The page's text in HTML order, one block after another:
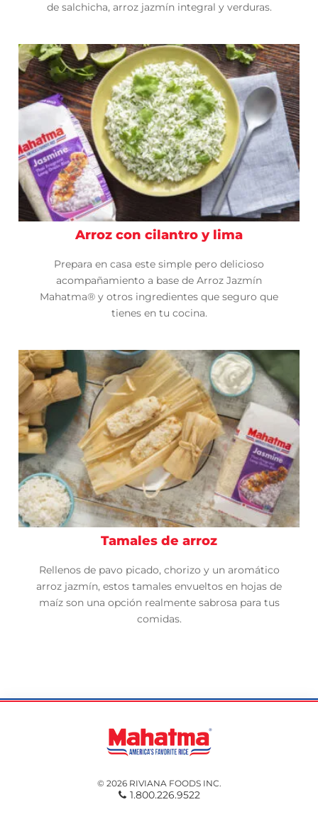
de salchicha, arroz jazmín integral y verduras.
Arroz con cilantro y lima
Prepara en casa este simple pero delicioso
acompañamiento a base de Arroz Jazmín
Mahatma® y otros ingredientes que seguro que
tienes en tu cocina.
Tamales de arroz
Rellenos de pavo picado, chorizo y un aromático
arroz jazmín, estos tamales envueltos en hojas de
maíz son una opción realmente sabrosa para tus
comidas.
© 2026 RIVIANA FOODS INC.
1.800.226.9522